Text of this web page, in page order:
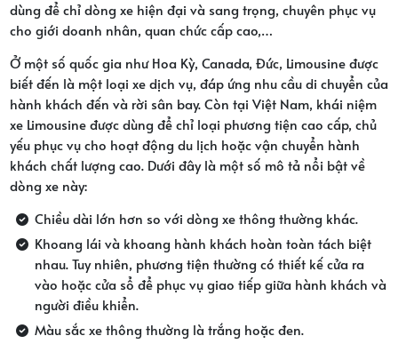
dùng để chỉ dòng xe hiện đại và sang trọng, chuyên phục vụ
cho giới doanh nhân, quan chức cấp cao,…
Ở một số quốc gia như Hoa Kỳ, Canada, Đức, Limousine được
biết đến là một loại xe dịch vụ, đáp ứng nhu cầu di chuyển của
hành khách đến và rời sân bay. Còn tại Việt Nam, khái niệm
xe Limousine được dùng để chỉ loại phương tiện cao cấp, chủ
yếu phục vụ cho hoạt động du lịch hoặc vận chuyển hành
khách chất lượng cao. Dưới đây là một số mô tả nổi bật về
dòng xe này:
Chiều dài lớn hơn so với dòng xe thông thường khác.
Khoang lái và khoang hành khách hoàn toàn tách biệt
nhau. Tuy nhiên, phương tiện thường có thiết kế cửa ra
vào hoặc cửa sổ để phục vụ giao tiếp giữa hành khách và
người điều khiển.
Màu sắc xe thông thường là trắng hoặc đen.